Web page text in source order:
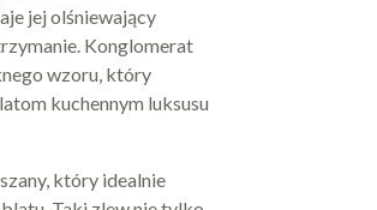
jej olśniewający
Konglomerat
wzoru, który
kuchennym luksusu
który idealnie